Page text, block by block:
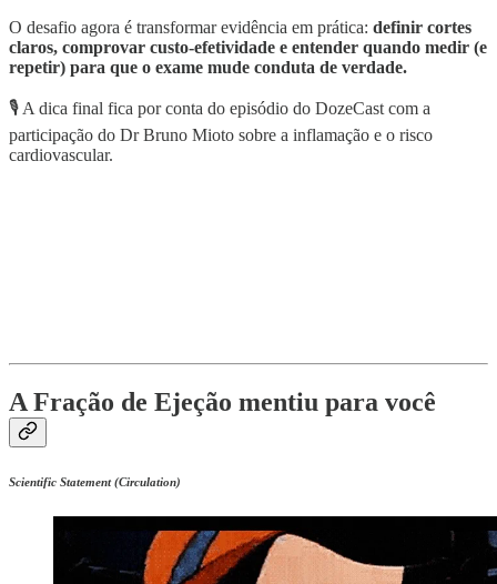
O desafio agora é transformar evidência em prática: definir cortes
claros, comprovar custo-efetividade e entender quando medir (e
repetir) para que o exame mude conduta de verdade.
🎙️ A dica final fica por conta do episódio do DozeCast com a
participação do Dr Bruno Mioto sobre a inflamação e o risco
cardiovascular.
A Fração de Ejeção mentiu para você
Scientific Statement (Circulation)